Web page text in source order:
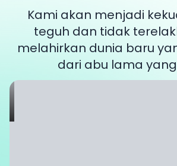
Kami akan menjadi
teguh dan tidak
melahirkan dunia baru
dari abu lama